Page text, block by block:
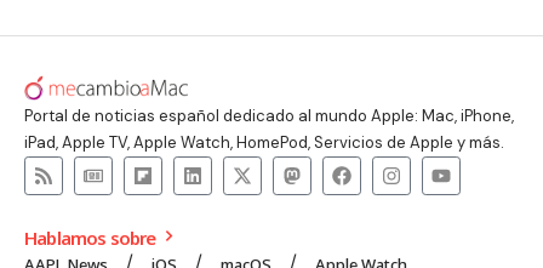
Portal de noticias español dedicado al mundo Apple: Mac, iPhone,
iPad, Apple TV, Apple Watch, HomePod, Servicios de Apple y más.
Hablamos sobre